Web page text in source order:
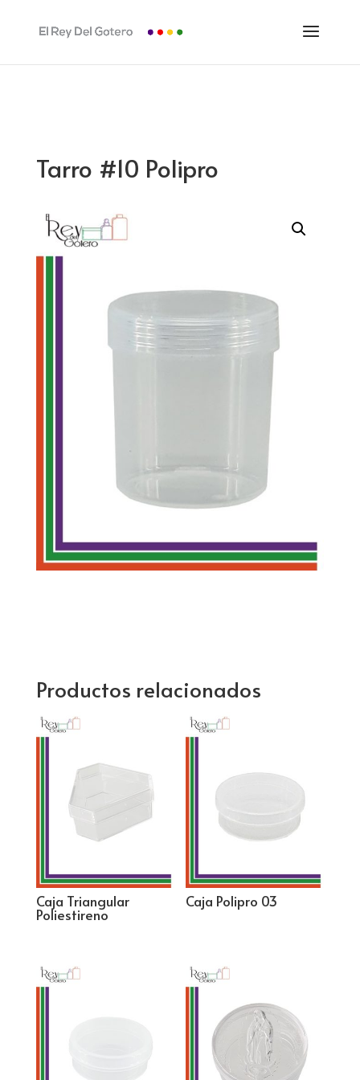
Tarro #10 Polipro
Productos relacionados
Caja Triangular
Poliestireno
Caja Polipro 03